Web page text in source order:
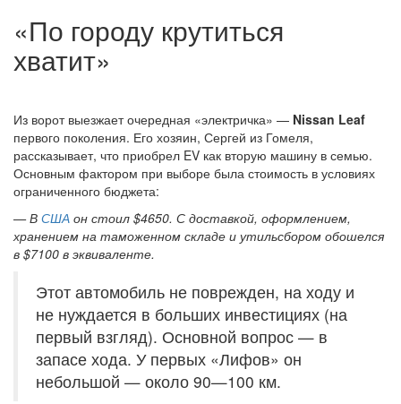
«По городу крутиться
хватит»
Из ворот выезжает очередная «электричка» — Nissan Leaf
первого поколения. Его хозяин, Сергей из Гомеля,
рассказывает, что приобрел EV как вторую машину в семью.
Основным фактором при выборе была стоимость в условиях
ограниченного бюджета:
— В США он стоил $4650. С доставкой, оформлением,
хранением на таможенном складе и утильсбором обошелся
в $7100 в эквиваленте.
Этот автомобиль не поврежден, на ходу и
не нуждается в больших инвестициях (на
первый взгляд). Основной вопрос — в
запасе хода. У первых «Лифов» он
небольшой — около 90—100 км.